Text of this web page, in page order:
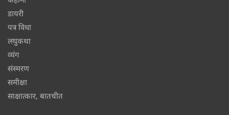
डायरी
पत्र विधा
लघुकथा
व्यंग
संस्मरण
समीक्षा
साक्षात्कार, बातचीत